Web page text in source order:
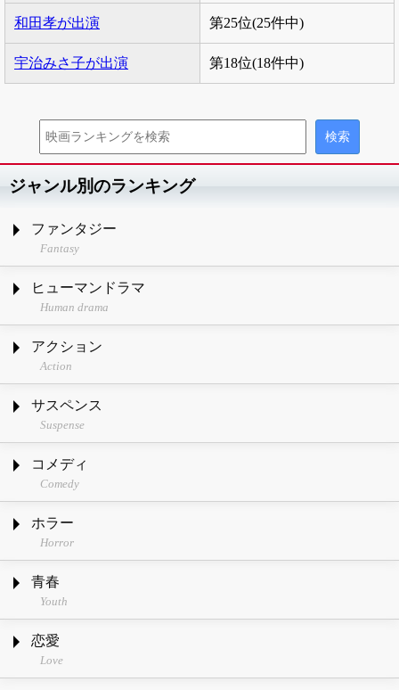
和田孝が出演 第25位(25件中)
宇治みさ子が出演 第18位(18件中)
ジャンル別のランキング
ファンタジー
Fantasy
ヒューマンドラマ
Human drama
アクション
Action
サスペンス
Suspense
コメディ
Comedy
ホラー
Horror
青春
Youth
恋愛
Love